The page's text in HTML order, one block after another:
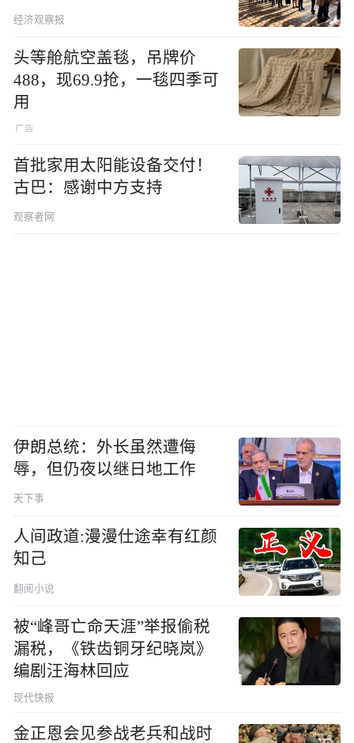
经济观察报
头等舱航空盖毯，吊牌价
488，现69.9抢，一毯四季可
用
首批家用太阳能设备交付！
古巴：感谢中方支持
观察者网
伊朗总统：外长虽然遭侮
辱，但仍夜以继日地工作
天下事
人间政道:漫漫仕途幸有红颜
知己
翻阅小说
被“峰哥亡命天涯”举报偷税
漏税，《铁齿铜牙纪晓岚》
编剧汪海林回应
现代快报
金正恩会见参战老兵和战时